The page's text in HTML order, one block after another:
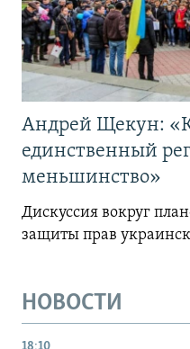
Андрей Щекун:
единственный
меньшинство»
Дискуссия вокруг
защиты прав
НОВОСТИ